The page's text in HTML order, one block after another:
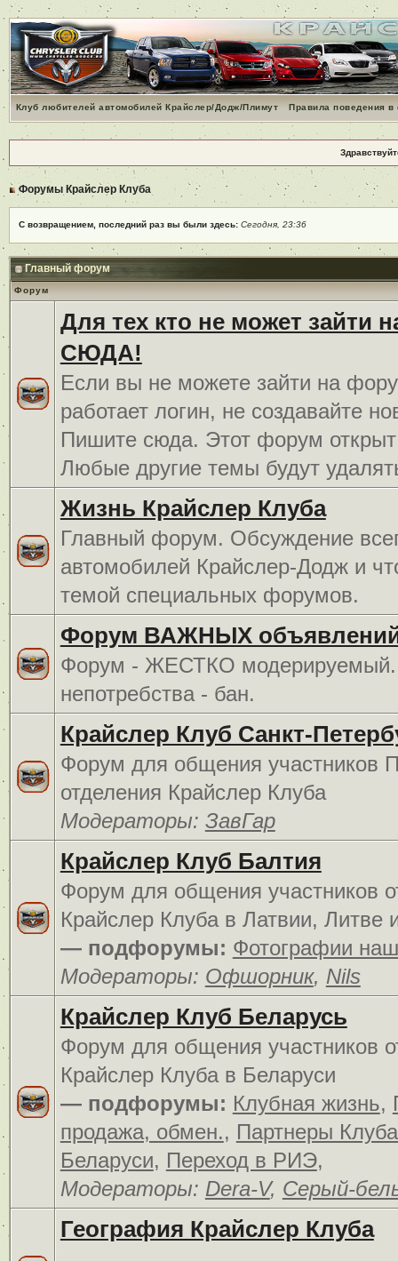
Клуб любителей автомобилей Крайслер/Додж/Плимут Правила поведения
Форумы Крайслер Клуба
С возвращением, последний раз вы были здесь: Сегодня, 23:36
Главный форум
Форум
Для тех кто не может зайти
СЮДА!
Если вы не можете зайти на
работает логин, не создавайте
Пишите сюда. Этот форум открыт
Любые другие темы будут
Жизнь Крайслер Клуба
Главный форум. Обсуждение
автомобилей Крайслер-Додж и
темой специальных форумов.
Форум ВАЖНЫХ
Форум - ЖЕСТКО
непотребства - бан.
Крайслер Клуб Санкт-
Форум для общения участников
отделения Крайслер Клуба
Модераторы: ЗавГар
Крайслер Клуб Балтия
Форум для общения участников
Крайслер Клуба в Латвии, Литве
— подфорумы: Фотографии
Модераторы: Офшорник, Nils
Крайслер Клуб Беларусь
Форум для общения участников
Крайслер Клуба в Беларуси
— подфорумы: Клубная жизнь,
продажа, обмен., Партнеры
Беларуси, Переход в РИЭ,
Модераторы: Dera-V, Серый-
География Крайслер Клуба